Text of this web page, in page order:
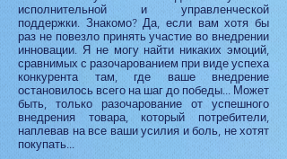
исполнительной и управленческой
поддержки. Знакомо? Да, если вам хотя бы
раз не повезло принять участие во внедрении
инновации. Я не могу найти никаких эмоций,
сравнимых с разочарованием при виде успеха
конкурента там, где ваше внедрение
остановилось всего на шаг до победы... Может
быть, только разочарование от успешного
внедрения товара, который потребители,
наплевав на все ваши усилия и боль, не хотят
покупать...